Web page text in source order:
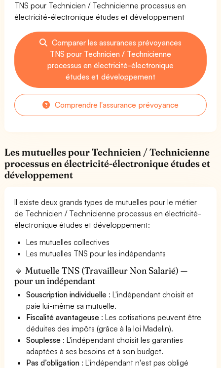
TNS pour Technicien / Technicienne processus en
électricité-électronique études et développement
Comparer les assurances prévoyances
TNS pour Technicien / Technicienne
processus en électricité-électronique
études et développement
Comprendre l'assurance prévoyance
Les mutuelles pour Technicien / Technicienne
processus en électricité-électronique études et
développement
Il existe deux grands types de mutuelles pour le métier
de Technicien / Technicienne processus en électricité-
électronique études et développement:
Les mutuelles collectives
Les mutuelles TNS pour les indépendants
🔹 Mutuelle TNS (Travailleur Non Salarié) —
pour un indépendant
Souscription individuelle : L'indépendant choisit et
paie lui-même sa mutuelle.
Fiscalité avantageuse : Les cotisations peuvent être
déduites des impôts (grâce à la loi Madelin).
Souplesse : L'indépendant choisit les garanties
adaptées à ses besoins et à son budget.
Pas d’obligation : L'indépendant n'est pas obligé